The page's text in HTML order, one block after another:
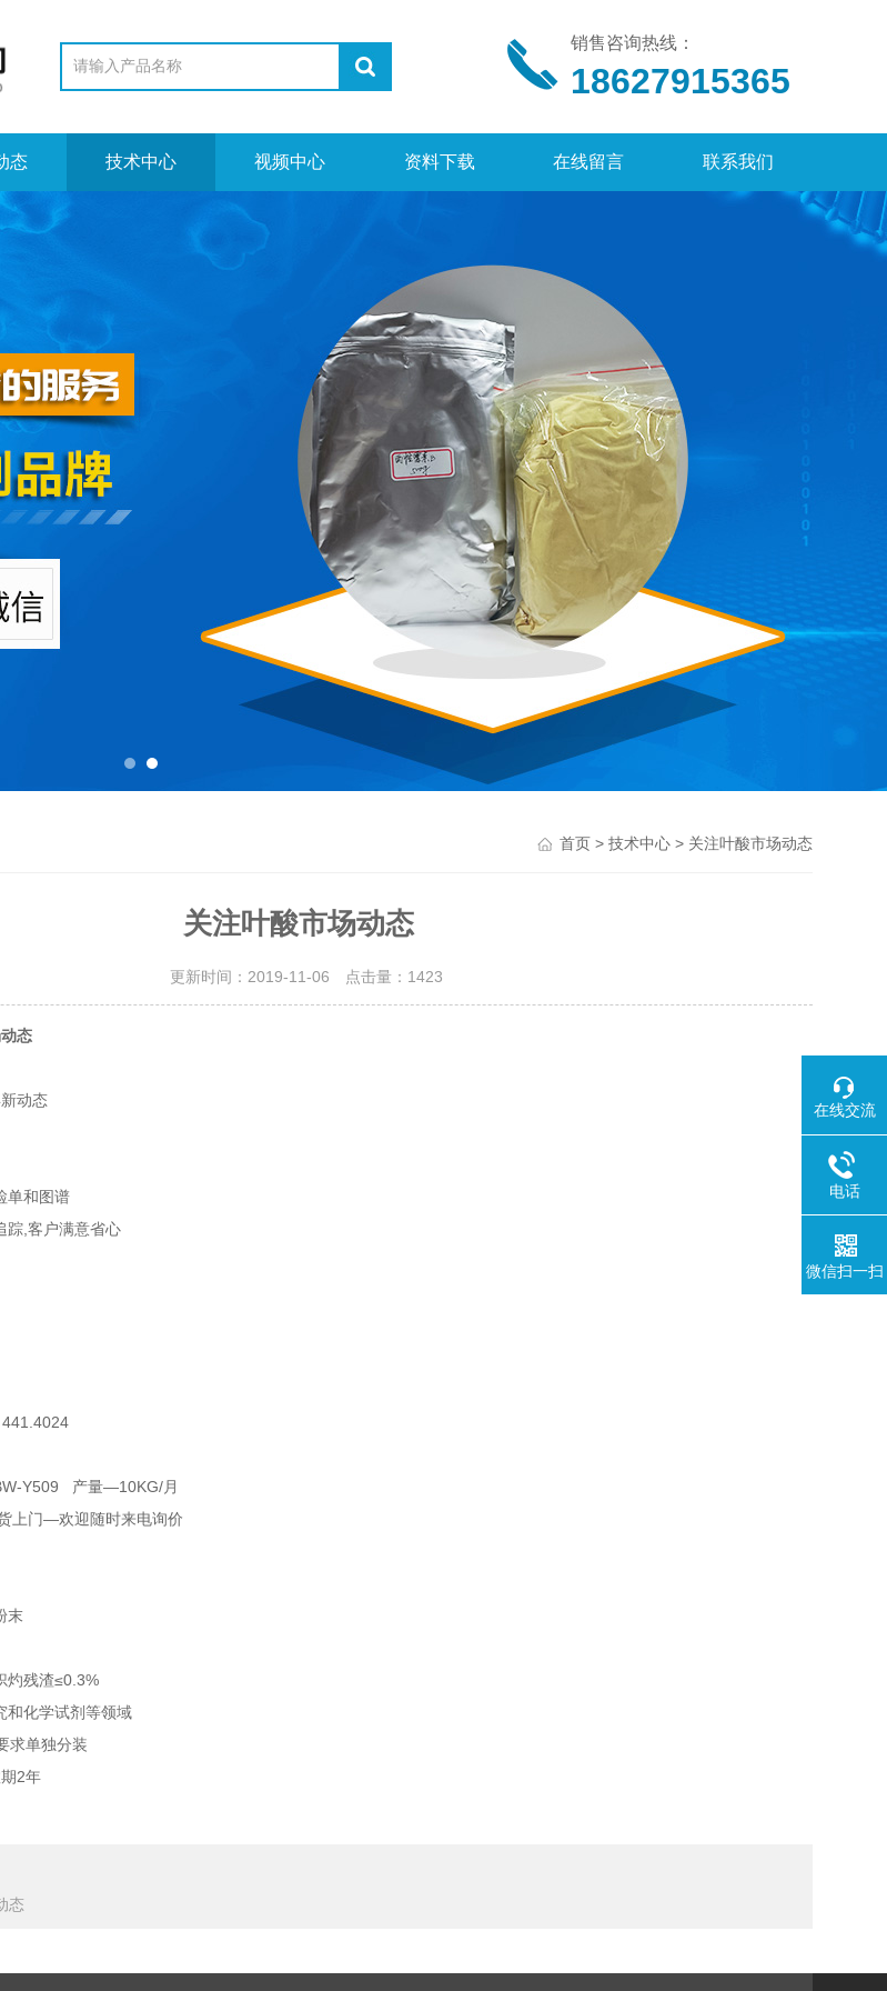
销售咨询热线：
18627915365
态 技术中心 视频中心 资料下载 在线留言 联系我们
首页> 技术中心> 关注叶酸市场动态
关注叶酸市场动态
更新时间：2019-11-06 点击量： 1423
态
动态
单和图谱
踪,客户满意省心
Y509 产量—10KG/月
上门—欢迎随时来电询价
末
灼残渣≤0.3%
和化学试剂等领域
求单独分装
2年
态
在线交流
电话
微信扫一扫